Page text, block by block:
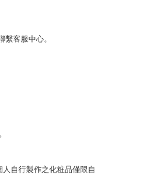
客服中心。
自行製作之化粧品僅限自